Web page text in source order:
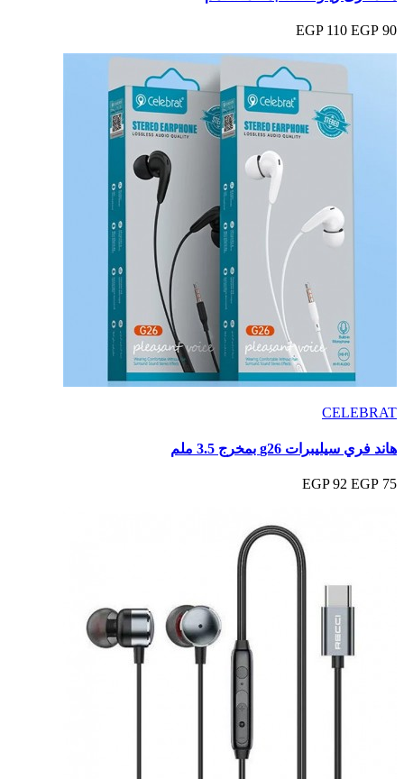
90 EGP
110 EGP
CELEBRAT
هاند فري سيليبرات g26 بمخرج 3.5 ملم
75 EGP
92 EGP